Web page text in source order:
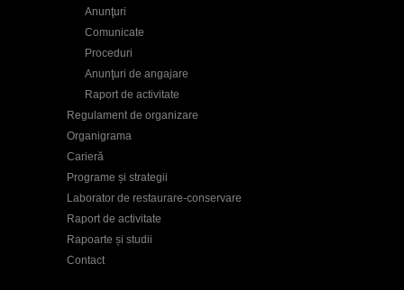
Anunţuri
Comunicate
Proceduri
Anunţuri de angajare
Raport de activitate
Regulament de organizare
Organigrama
Carieră
Programe și strategii
Laborator de restaurare-conservare
Raport de activitate
Rapoarte și studii
Contact